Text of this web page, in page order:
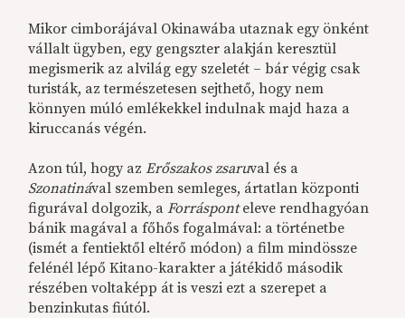
Mikor cimborájával Okinawába utaznak egy önként
vállalt ügyben, egy gengszter alakján keresztül
megismerik az alvilág egy szeletét – bár végig csak
turisták, az természetesen sejthető, hogy nem
könnyen múló emlékekkel indulnak majd haza a
kiruccanás végén.
Azon túl, hogy azErőszakos zsaruval és a
Szonatinával szemben semleges, ártatlan központi
figurával dolgozik, aForrásponteleve rendhagyóan
bánik magával a főhős fogalmával: a történetbe
(ismét a fentiektől eltérő módon) a film mindössze
felénél lépő Kitano-karakter a játékidő második
részében voltaképp át is veszi ezt a szerepet a
benzinkutas fiútól.